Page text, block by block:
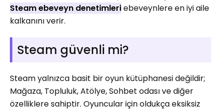
Steam ebeveyn denetimleriebeveynlere en iyi aile
kalkanını verir.
Steam güvenli mi?
Steam yalnızca basit bir oyun kütüphanesi değildir;
Mağaza, Topluluk, Atölye, Sohbet odası ve diğer
özelliklere sahiptir. Oyuncular için oldukça eksiksiz